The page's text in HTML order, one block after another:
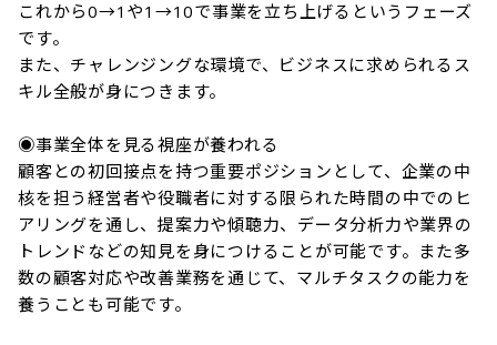
これから0→1や1→10で事業を立ち上げるというフェーズ
です。
また、チャレンジングな環境で、ビジネスに求められるス
キル全般が身につきます。
◉事業全体を見る視座が養われる
顧客との初回接点を持つ重要ポジションとして、企業の中
核を担う経営者や役職者に対する限られた時間の中でのヒ
アリングを通し、提案力や傾聴力、データ分析力や業界の
トレンドなどの知見を身につけることが可能です。また多
数の顧客対応や改善業務を通じて、マルチタスクの能力を
養うことも可能です。